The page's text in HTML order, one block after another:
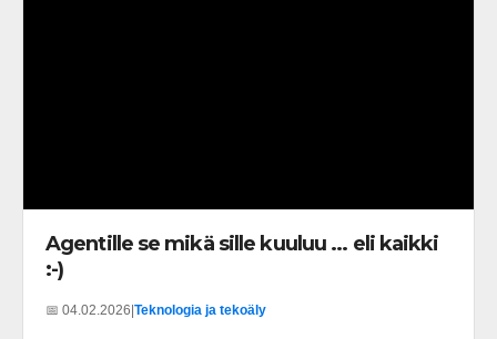
Agentille se mikä sille kuuluu ... eli kaikki
:-)
📅 04.02.2026 Teknologia ja tekoäly